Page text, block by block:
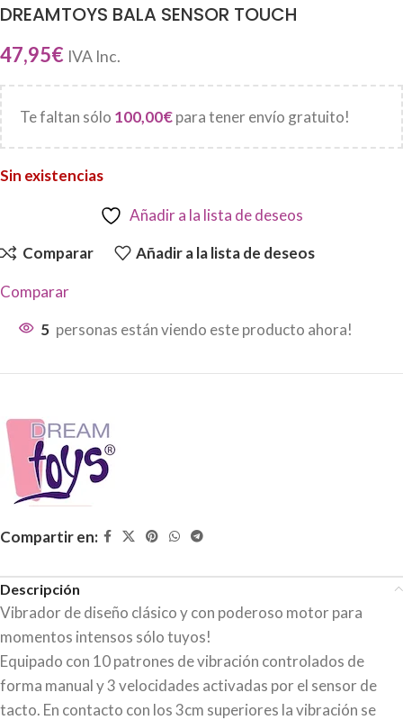
DREAMTOYS BALA SENSOR TOUCH
47,95€ IVA Inc.
Te faltan sólo 100,00€para tener envío gratuito!
Sin existencias
Añadir a la lista de deseos
Comparar Añadir a la lista de deseos
Comparar
5 personas están viendo este producto ahora!
Compartir en:
Descripción
Vibrador de diseño clásico y con poderoso motor para
momentos intensos sólo tuyos!
Equipado con 10 patrones de vibración controlados de
forma manual y 3 velocidades activadas por el sensor de
tacto. En contacto con los 3cm superiores la vibración se